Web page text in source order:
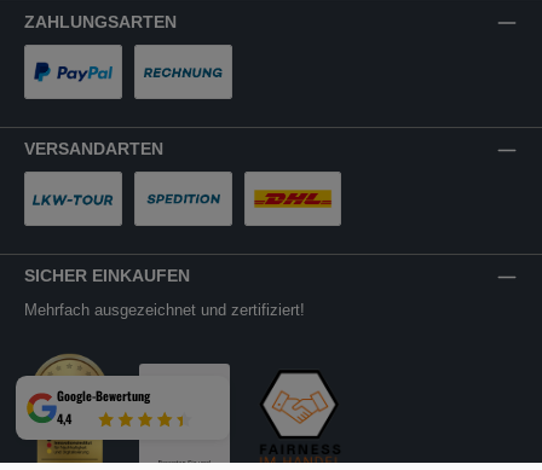
ZAHLUNGSARTEN
VERSANDARTEN
SICHER EINKAUFEN
Mehrfach ausgezeichnet und zertifiziert!
Google-Bewertung
4,4